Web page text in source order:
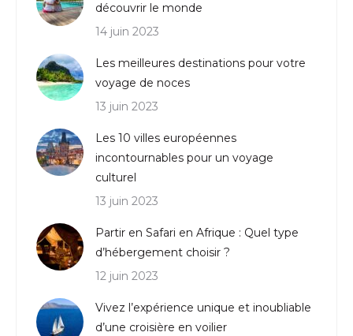
découvrir le monde
14 juin 2023
Les meilleures destinations pour votre
voyage de noces
13 juin 2023
Les 10 villes européennes
incontournables pour un voyage
culturel
13 juin 2023
Partir en Safari en Afrique : Quel type
d’hébergement choisir ?
12 juin 2023
Vivez l’expérience unique et inoubliable
d’une croisière en voilier